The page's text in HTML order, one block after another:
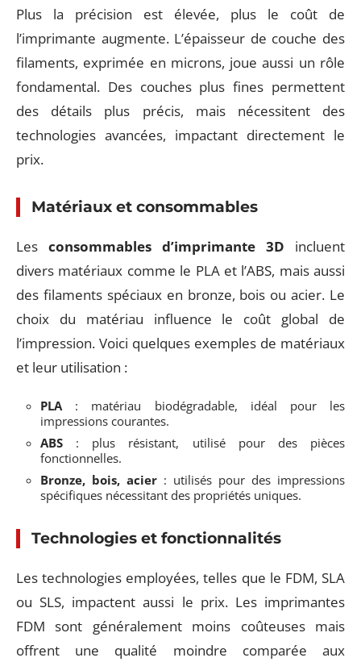
Plus la précision est élevée, plus le coût de
l’imprimante augmente. L’épaisseur de couche des
filaments, exprimée en microns, joue aussi un rôle
fondamental. Des couches plus fines permettent
des détails plus précis, mais nécessitent des
technologies avancées, impactant directement le
prix.
Matériaux et consommables
Les consommables d’imprimante 3D incluent
divers matériaux comme le PLA et l’ABS, mais aussi
des filaments spéciaux en bronze, bois ou acier. Le
choix du matériau influence le coût global de
l’impression. Voici quelques exemples de matériaux
et leur utilisation :
PLA : matériau biodégradable, idéal pour les
impressions courantes.
ABS : plus résistant, utilisé pour des pièces
fonctionnelles.
Bronze, bois, acier : utilisés pour des impressions
spécifiques nécessitant des propriétés uniques.
Technologies et fonctionnalités
Les technologies employées, telles que le FDM, SLA
ou SLS, impactent aussi le prix. Les imprimantes
FDM sont généralement moins coûteuses mais
offrent une qualité moindre comparée aux